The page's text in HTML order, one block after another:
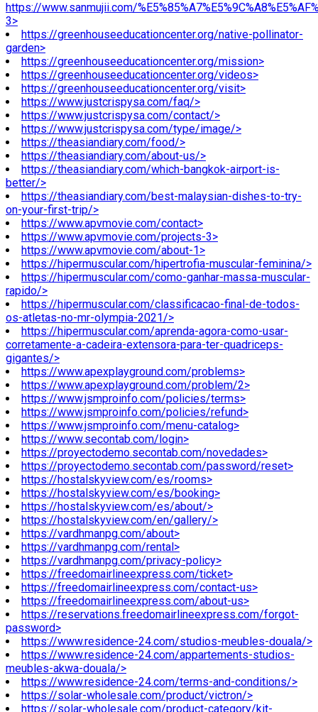
https://www.sanmujii.com/
3>
https://greenhouseeducationcenter.org/native-pollinator-
garden>
https://greenhouseeducationcenter.org/mission>
https://greenhouseeducationcenter.org/videos>
https://greenhouseeducationcenter.org/visit>
https://www.justcrispysa.com/faq/>
https://www.justcrispysa.com/contact/>
https://www.justcrispysa.com/type/image/>
https://theasiandiary.com/food/>
https://theasiandiary.com/about-us/>
https://theasiandiary.com/which-bangkok-airport-is-
better/>
https://theasiandiary.com/best-malaysian-dishes-to-try-
on-your-first-trip/>
https://www.apvmovie.com/contact>
https://www.apvmovie.com/projects-3>
https://www.apvmovie.com/about-1>
https://hipermuscular.com/hipertrofia-muscular-feminina/>
https://hipermuscular.com/como-ganhar-massa-muscular-
rapido/>
https://hipermuscular.com/classificacao-final-de-todos-
os-atletas-no-mr-olympia-2021/>
https://hipermuscular.com/aprenda-agora-como-usar-
corretamente-a-cadeira-extensora-para-ter-quadriceps-
gigantes/>
https://www.apexplayground.com/problems>
https://www.apexplayground.com/problem/2>
https://www.jsmproinfo.com/policies/terms>
https://www.jsmproinfo.com/policies/refund>
https://www.jsmproinfo.com/menu-catalog>
https://www.secontab.com/login>
https://proyectodemo.secontab.com/novedades>
https://proyectodemo.secontab.com/password/reset>
https://hostalskyview.com/es/rooms>
https://hostalskyview.com/es/booking>
https://hostalskyview.com/es/about/>
https://hostalskyview.com/en/gallery/>
https://vardhmanpg.com/about>
https://vardhmanpg.com/rental>
https://vardhmanpg.com/privacy-policy>
https://freedomairlineexpress.com/ticket>
https://freedomairlineexpress.com/contact-us>
https://freedomairlineexpress.com/about-us>
https://reservations.freedomairlineexpress.com/forgot-
password>
https://www.residence-24.com/studios-meubles-douala/>
https://www.residence-24.com/appartements-studios-
meubles-akwa-douala/>
https://www.residence-24.com/terms-and-conditions/>
https://solar-wholesale.com/product/victron/>
https://solar-wholesale.com/product-category/kit-